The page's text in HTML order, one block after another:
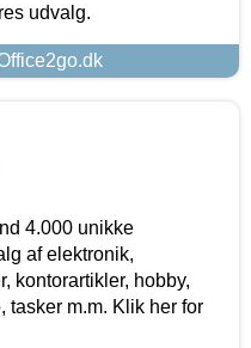
udvalg.
4.000 unikke
af elektronik,
kontorartikler, hobby,
m.m. Klik her for